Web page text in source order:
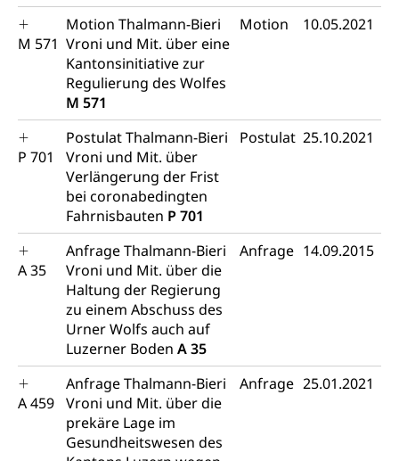
M 571
Motion Thalmann-Bieri
Vroni und Mit. über eine
Kantonsinitiative zur
Regulierung des Wolfes
M 571
Motion 10.05.2021
P 701
Postulat Thalmann-Bieri
Vroni und Mit. über
Verlängerung der Frist
bei coronabedingten
Fahrnisbauten P 701
Postulat 25.10.2021
A 35
Anfrage Thalmann-Bieri
Vroni und Mit. über die
Haltung der Regierung
zu einem Abschuss des
Urner Wolfs auch auf
Luzerner Boden A 35
Anfrage 14.09.2015
A 459
Anfrage Thalmann-Bieri
Vroni und Mit. über die
prekäre Lage im
Gesundheitswesen des
Anfrage 25.01.2021